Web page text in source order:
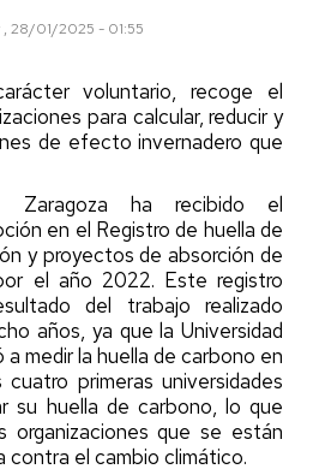
, 28/01/2025 - 01:55
voluntario, recoge el
para calcular, reducir y
de efecto invernadero que
Zaragoza ha recibido el
en el Registro de huella de
y proyectos de absorción de
el año 2022. Este registro
del trabajo realizado
años, ya que la Universidad
medir la huella de carbono en
primeras universidades
su huella de carbono, lo que
organizaciones que se están
contra el cambio climático.